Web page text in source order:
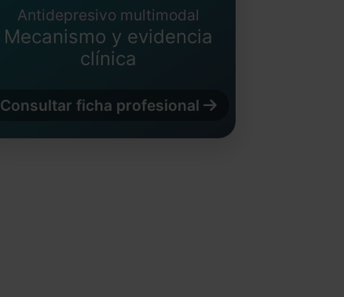
Antidepresivo multimodal
Mecanismo y evidencia
clínica
Consultar ficha profesional